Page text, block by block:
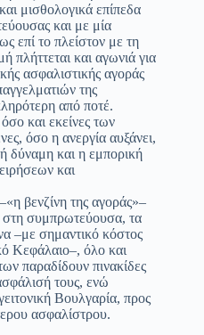
μισθολογικά επίπεδα
και με μία
επί το πλείστον με τη
πλήττεται και αγωνιά για
ασφαλιστικής αγοράς
της
από ποτέ.
και εκείνες των
όσο η ανεργία αυξάνει,
δύναμη και η εμπορική
και
βενζίνη της αγοράς»–
στη συμπρωτεύουσα, τα
–με σημαντικό κόστος
Κεφάλαιο–, όλο και
παραδίδουν πινακίδες
τους, ενώ
Βουλγαρία, προς
ασφαλίστρου.